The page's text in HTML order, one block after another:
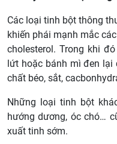
Các loại tinh bột thông
khiến phái mạnh mắc
cholesterol. Trong khi
lứt hoặc bánh mì đen
chất béo, sắt,
Những loại tinh bột
hướng dương, óc chó…
xuất tinh sớm.